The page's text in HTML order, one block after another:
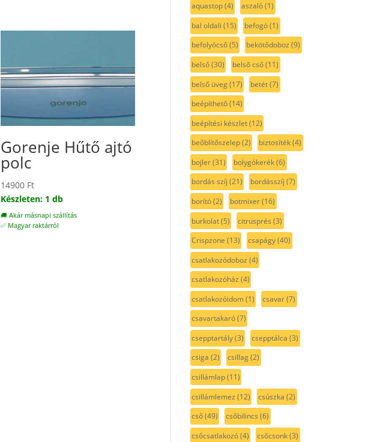
Gorenje Hűtő ajtó
polc
14900 Ft
Készleten: 1 db
🚚 Akár másnapi szállítás
✅ Magyar raktárról
aquastop(4) aszaló(1)
bal oldali (15) befogó(1)
befolyócső(5) bekötődoboz (9)
belső(30) belső cső(11)
belső üveg(17) betét(7)
beépíthető(14)
beépítési készlet(12)
beőblítőszelep(2) biztosíték(4)
bojler(31) bolygókerék(6)
bordás szíj (21) bordásszíj (7)
borító(2) botmixer(16)
burkolat(5) citrusprés (3)
Crispzone (13) csapágy(40)
csatlakozódoboz (4)
csatlakozóház (4)
csatlakozóidom(1) csavar(7)
csavartakaró(7)
csepptartály(3) csepptálca (3)
csiga (2) csillag(2)
csillámlap(11)
csillámlemez (12) csúszka (2)
cső(49) csőbilincs (6)
csőcsatlakozó(4) csőcsonk(3)